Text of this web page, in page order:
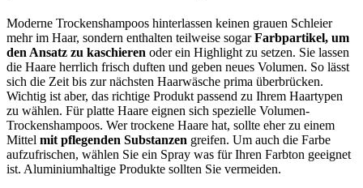
Moderne Trockenshampoos hinterlassen keinen grauen Schleier
mehr im Haar, sondern enthalten teilweise sogarFarbpartikel, um
den Ansatz zu kaschieren oder ein Highlight zu setzen. Sie lassen
die Haare herrlich frisch duften und geben neues Volumen. So lässt
sich die Zeit bis zur nächsten Haarwäsche prima überbrücken.
Wichtig ist aber, das richtige Produkt passend zu Ihrem Haartypen
zu wählen. Für platte Haare eignen sich spezielle Volumen-
Trockenshampoos. Wer trockene Haare hat, sollte eher zu einem
Mittel mit pflegenden Substanzen greifen. Um auch die Farbe
aufzufrischen, wählen Sie ein Spray was für Ihren Farbton geeignet
ist. Aluminiumhaltige Produkte sollten Sie vermeiden.